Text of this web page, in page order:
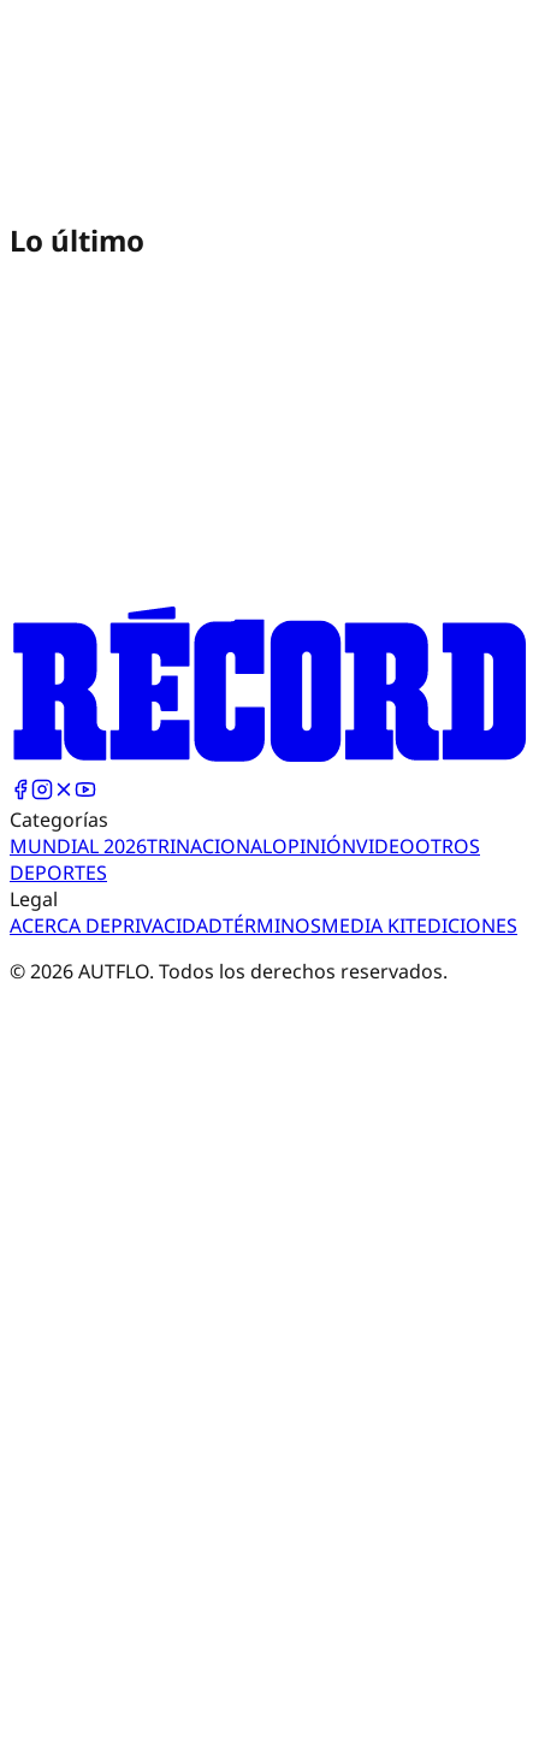
Lo último
Categorías
MUNDIAL 2026TRINACIONALOPINIÓNVIDEOOTROS
DEPORTES
Legal
ACERCA DEPRIVACIDADTÉRMINOSMEDIA KITEDICIONES
©2026AUTFLO. Todos los derechos reservados.